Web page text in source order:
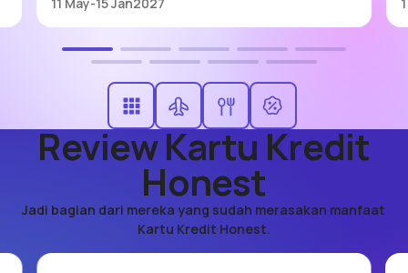
11 May-15 Jan2027
Review Kartu Kredit
Honest
Jadi bagian dari mereka yang sudah merasakan manfaat
Kartu Kredit Honest.